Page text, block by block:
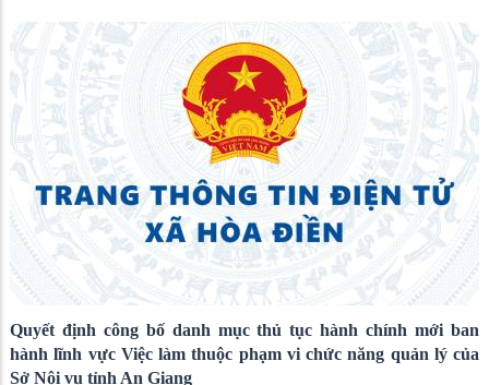
Quyết định công bố danh mục thủ tục hành chính mới ban
hành lĩnh vực Việc làm thuộc phạm vi chức năng quản lý của
Sở Nội vụ tỉnh An Giang